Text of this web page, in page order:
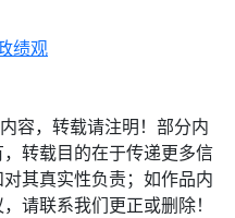
绩观
容，转载请注明！部分内
转载目的在于传递更多信
其真实性负责；如作品内
请联系我们更正或删除！